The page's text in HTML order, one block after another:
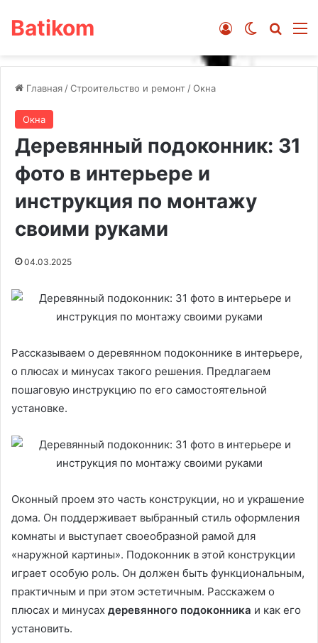
Batikom Switch skin
Войти
Главная /Строительство и ремонт /Окна
Окна
Деревянный подоконник: 31
фото в интерьере и
инструкция по монтажу
своими руками
04.03.2025
Рассказываем о деревянном подоконнике в интерьере,
о плюсах и минусах такого решения. Предлагаем
пошаговую инструкцию по его самостоятельной
установке.
Оконный проем это часть конструкции, но и украшение
дома. Он поддерживает выбранный стиль оформления
комнаты и выступает своеобразной рамой для
«наружной картины». Подоконник в этой конструкции
играет особую роль. Он должен быть функциональным,
практичным и при этом эстетичным. Расскажем о
плюсах и минусах деревянного подоконника и как его
установить.